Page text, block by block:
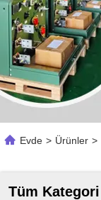
Evde > Ürünler >
Tüm Kategori